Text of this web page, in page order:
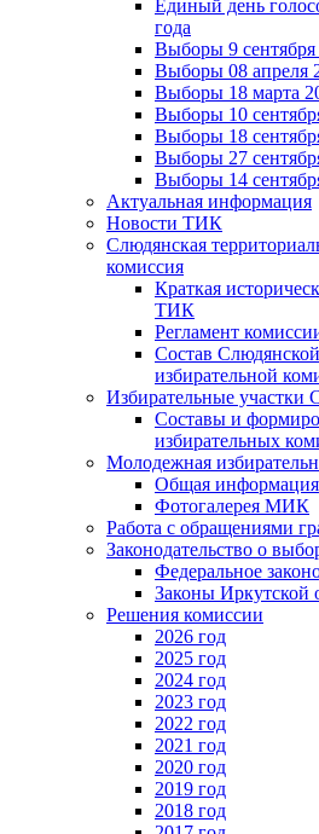
Единый день
года
Выборы 9 сентября
Выборы 08 апреля
Выборы 18 марта
Выборы 10
Выборы 18
Выборы 27
Выборы 14
Актуальная информация
Новости ТИК
Слюдянская
комиссия
Краткая
ТИК
Регламент
Состав
избирательной
Избирательные участки
Составы и
избирательных
Молодежная
Общая информация
Фотогалерея МИК
Работа с обращениями
Законодательство о
Федеральное
Законы Иркутской
Решения комиссии
2026 год
2025 год
2024 год
2023 год
2022 год
2021 год
2020 год
2019 год
2018 год